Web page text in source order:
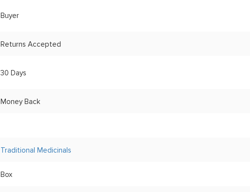
Buyer
Returns Accepted
30 Days
Money Back
Traditional Medicinals
Box